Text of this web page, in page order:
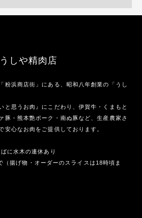
うしや精肉店
粉浜商店街」にある、昭和八年創業の「うし
と思うお肉』にこだわり、伊賀牛・くまもと
豚・熊本艶ポーク・南ぬ豚など、生産農家さ
安心なお肉をご提供しております。
に水木の連休あり
揚げ物・オーダーのスライスは18時頃ま